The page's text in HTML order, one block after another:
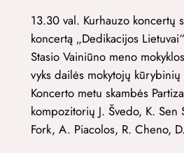
13.30 val. Kurhauzo koncertų
koncertą „Dedikacijos
Stasio Vainiūno meno
vyks dailės mokytojų
Koncerto metu skambės
kompozitorių J. Švedo, K. Sen
Fork, A. Piacolos, R. Cheno,